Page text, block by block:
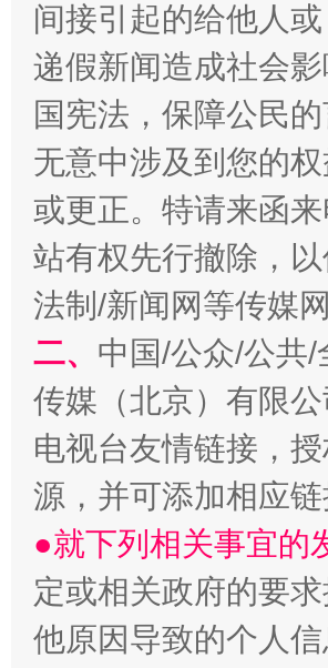
千年窑火 生生不息
揭开“小金库”的免责幌子
受贿1.44亿！段成刚被判无期
间接引起的给他人
递假新闻造成社会
国宪法，保障公民
无意中涉及到您的
或更正。特请来函
站有权先行撤除，
法制/新闻网等传媒
二、 中国/公众/公共
传媒（北京）有限
电视台友情链接，
源，并可添加相应链
●就下列相关事宜
定或相关政府的要
他原因导致的个人信